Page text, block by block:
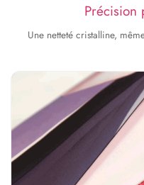
Précision
Une netteté cristalline,